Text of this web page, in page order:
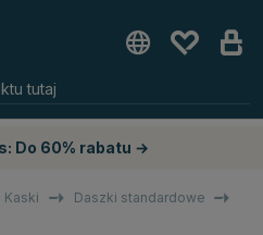
Do 60% rabatu →
Kaski
Daszki standardowe